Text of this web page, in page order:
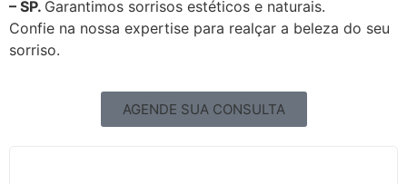
– SP. Garantimos sorrisos estéticos e naturais.
Confie na nossa expertise para realçar a beleza do seu
sorriso.
AGENDE SUA CONSULTA